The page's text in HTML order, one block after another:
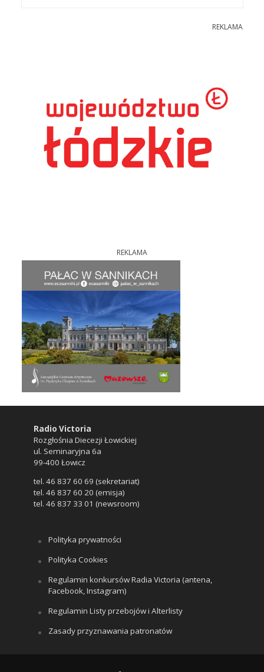
REKLAMA
REKLAMA
Radio Victoria
Rozgłośnia Diecezji Łowickiej
ul. Seminaryjna 6a
99-400 Łowicz
tel. 46 837 60 69 (sekretariat)
tel. 46 837 60 20 (emisja)
tel. 46 837 33 01 (newsroom)
Polityka prywatności
Polityka Cookies
Regulamin konkursów Radia Victoria (antena,
Facebook, Instagram)
Regulamin Listy przebojów i Alterlisty
Zasady przyznawania patronatów